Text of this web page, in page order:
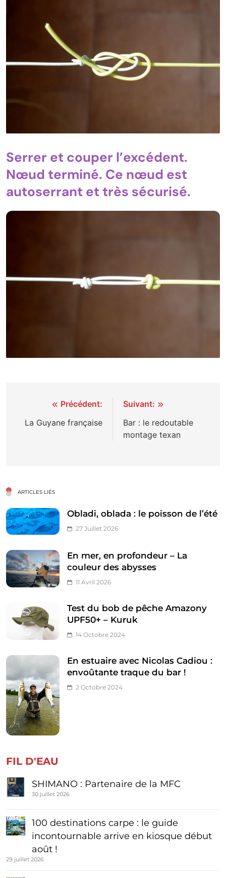
Serrer et couper l’excédent.
Nœud terminé. Ce nœud est
autoserrant et très sécurisé.
Navigation
de
Précédent:
La Guyane française
Suivant:
Bar : le redoutable
montage texan
ARTICLES LIÉS
Obladi, oblada : le poisson de l’été
27 Juillet 2026
En mer, en profondeur – La
couleur des abysses
11 Avril 2026
Test du bob de pêche Amazony
UPF50+ – Kuruk
14 Octobre 2024
En estuaire avec Nicolas Cadiou :
envoûtante traque du bar !
2 Octobre 2024
FIL D'EAU
SHIMANO : Partenaire de la MFC
30 juillet 2026
100 destinations carpe : le guide
incontournable arrive en kiosque début
août !
29 juillet 2026